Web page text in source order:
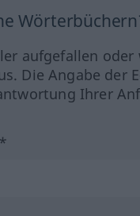
aufgefallen
Die Angabe
Ihrer